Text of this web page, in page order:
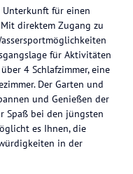
Unterkunft für einen
direktem Zugang zu
für Aktivitäten
4 Schlafzimmer, eine
Der Garten und
und Genießen der
Spaß bei den jüngsten
es Ihnen, die
in der